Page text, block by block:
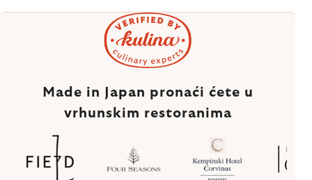
Made in Japan pronaći ćete u
vrhunskim restoranima